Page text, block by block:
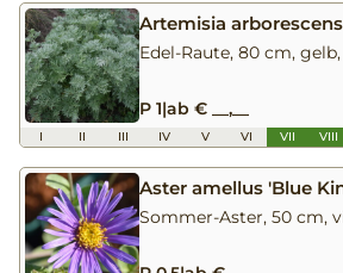
Artemisia
Edel-Raute, 80 cm, gelb,
P 1|ab € __,__
I II III IV V VI VII VIII
Aster amellus 'Blue
Sommer-Aster, 50 cm,